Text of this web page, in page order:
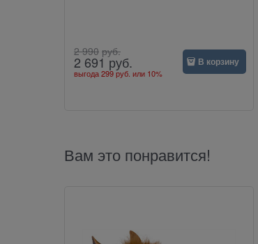
2 990 руб.
2 691 руб.
выгода299 руб. или 10%
В корзину
Вам это понравится!